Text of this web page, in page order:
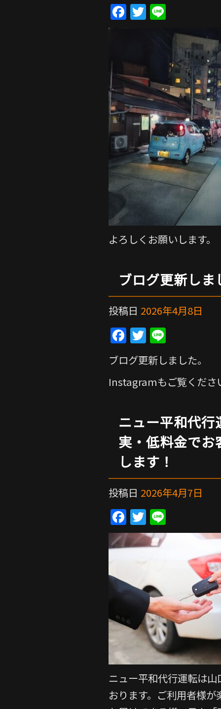
F
e
b
o
o
k
T
n
e
よろしくお願いします。
ブログ更新しま
投稿日 2026年4月8日
F
a
c
e
o
o
k
T
w
itt
er
n
e
ブログ更新しました。
Instagramもご覧くださ
ニュー平和代
実・低料金で
します！
投稿日 2026年4月7日
F
a
c
b
o
k
T
w
itt
n
ニュー平和代行運転は
おります。ご利用者様